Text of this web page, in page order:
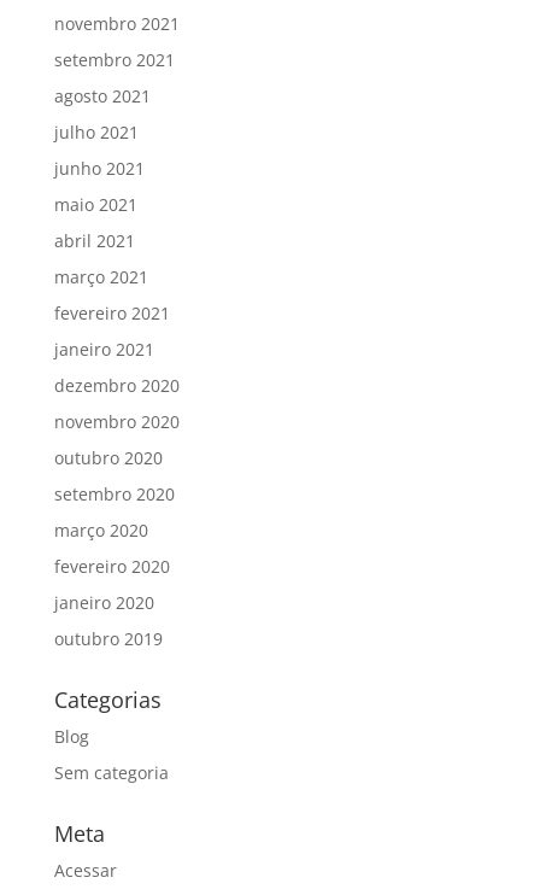
novembro 2021
setembro 2021
agosto 2021
julho 2021
junho 2021
maio 2021
abril 2021
março 2021
fevereiro 2021
janeiro 2021
dezembro 2020
novembro 2020
outubro 2020
setembro 2020
março 2020
fevereiro 2020
janeiro 2020
outubro 2019
Categorias
Blog
Sem categoria
Meta
Acessar